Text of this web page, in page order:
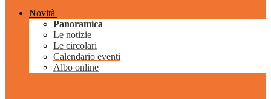
Novità
Panoramica
Le notizie
Le circolari
Calendario eventi
Albo online